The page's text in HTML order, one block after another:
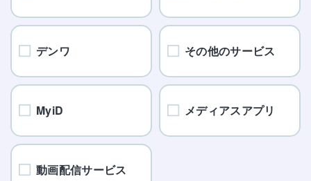
デンワ その他のサービス
MyiD メディアスアプリ
動画配信サービス